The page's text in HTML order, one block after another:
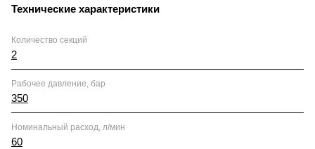
Технические характеристики
Количество секций
2
Рабочее давление, бар
350
Номинальный расход, л/мин
60